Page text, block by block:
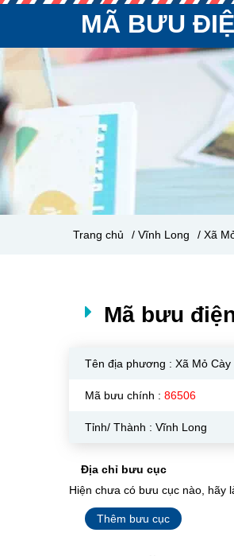
MÃ BƯU
Trang chủ / Vĩnh Long / Xã
Mã bưu
Tên địa phương : Xã Mỏ Cày
Mã bưu chính : 86506
Tỉnh/ Thành : Vĩnh Long
Địa chỉ bưu cục
Hiện chưa có bưu cục nào, hãy
Thêm bưu cục